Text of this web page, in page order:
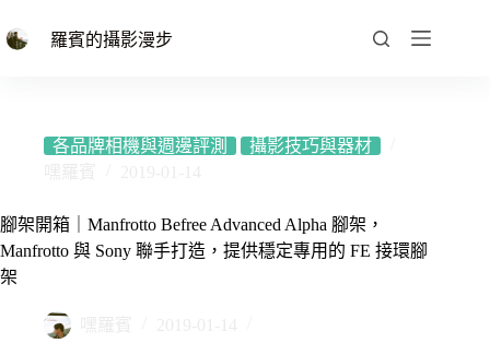
至
羅賓的攝影漫步
各品牌相機與週邊評測
攝影技巧與器材
腳架開箱｜Manfrotto Befree Advanced Alpha 腳架，
Manfrotto 與 Sony 聯手打造，提供穩定專用的 FE 接環腳
架